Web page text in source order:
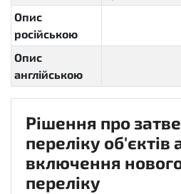
Опис
російською
Опис
англійською
Рішення про
переліку об'єктів
включення
переліку